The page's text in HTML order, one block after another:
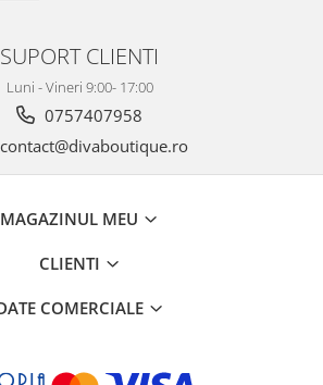
SUPORT CLIENTI
Luni - Vineri 9:00- 17:00
0757407958
contact@divaboutique.ro
MAGAZINUL MEU
CLIENTI
COMERCIALE